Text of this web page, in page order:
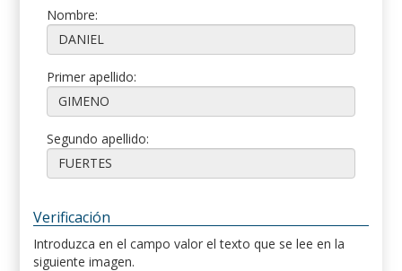
Nombre:
Primer apellido:
Segundo apellido:
Verificación
Introduzca en el campo valor el texto que se lee en la
siguiente imagen.